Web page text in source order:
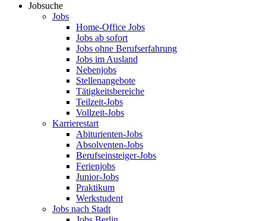
Jobsuche
Jobs
Home-Office Jobs
Jobs ab sofort
Jobs ohne Berufserfahrung
Jobs im Ausland
Nebenjobs
Stellenangebote
Tätigkeitsbereiche
Teilzeit-Jobs
Vollzeit-Jobs
Karrierestart
Abiturienten-Jobs
Absolventen-Jobs
Berufseinsteiger-Jobs
Ferienjobs
Junior-Jobs
Praktikum
Werkstudent
Jobs nach Stadt